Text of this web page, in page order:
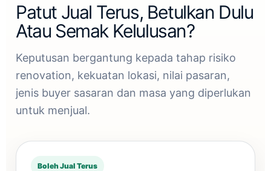
Patut Jual Terus, Betulkan Dulu
Atau Semak Kelulusan?
Keputusan bergantung kepada tahap risiko
renovation, kekuatan lokasi, nilai pasaran,
jenis buyer sasaran dan masa yang diperlukan
untuk menjual.
Boleh Jual Terus